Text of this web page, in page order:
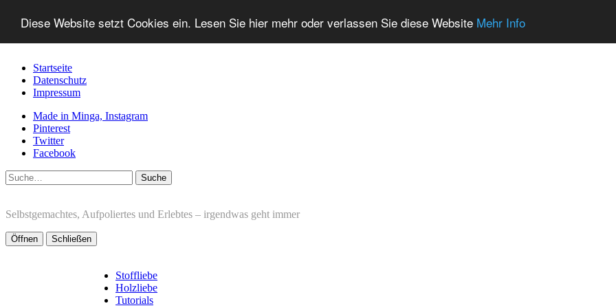
Diese Website setzt Cookies ein. Lesen Sie hier mehr oder verlassen Sie diese Website Mehr Info
Startseite
Datenschutz
Impressum
Made in Minga, Instagram
Pinterest
Twitter
Facebook
Suche
Selbstgemachtes, Aufpoliertes und Erlebtes – irgendwas geht immer
Öffnen Schließen
Stoffliebe
Holzliebe
Tutorials